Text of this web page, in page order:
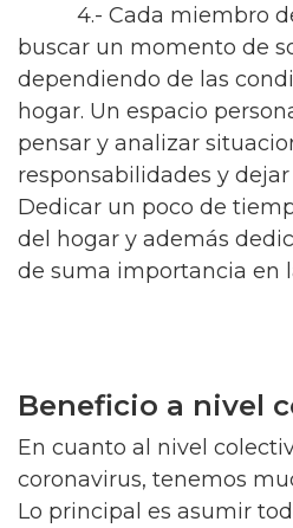
4.- Cada miembro de
buscar un momento de
dependiendo de las
hogar. Un espacio
pensar y analizar
responsabilidades y
Dedicar un poco de
del hogar y además
de suma importancia en
Beneficio a nivel
En cuanto al nivel
coronavirus, tenemos
Lo principal es asumir